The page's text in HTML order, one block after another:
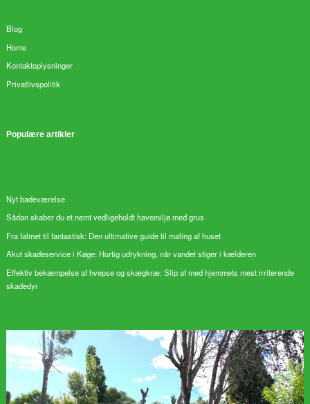
Blog
Home
Kontaktoplysninger
Privatlivspolitik
Populære artikler
Nyt badeværelse
Sådan skaber du et nemt vedligeholdt havemiljø med grus
Fra falmet til fantastisk: Den ultimative guide til maling af huset
Akut skadeservice i Køge: Hurtig udrykning, når vandet stiger i kælderen
Effektiv bekæmpelse af hvepse og skægkræ: Slip af med hjemmets mest irriterende
skadedyr